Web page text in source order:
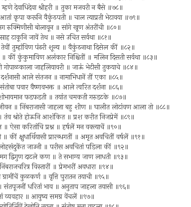
देवाधिदेवा श्रीहरी ॥ तुका मजवरी न बैसे ॥७८॥
आतां कृपा करूनि वैकुंठपती ॥ चाल त्याप्रती भेटावया ॥७९॥
रुक्मिणीसी बोलावून ॥ सांगे खूण अंतरींची ॥८०॥
टाकूनि जावें तेथ ॥ नसे उचित सर्वथा ॥८१॥
तुम्हांविण पंढरी शून्य ॥ वैकुंठनाथा दिसेल कीं ॥८२॥
॥ कीं कुंकुमाविण अलंकार निश्चितीं ॥ मलिन दिसती सर्वथा ॥८३॥
जाहलियावरी ॥ जाऊं भेटीसी तुकयाचे ॥८४॥
आले संतजन ॥ नामाभिधानें तीं एका ॥८५॥
पवार वैष्णवभक्त ॥ आले त्वरित दर्शना ॥८६॥
फडफडती ॥ तयांत चमकती गरुडटके ॥८७॥
॥ निंबराजासी जाहला बहु शीण ॥ घालीत लोटांवण आला तो ॥८८॥
॥ तंव श्रोते होऊनि आशंकित ॥ प्रश करीत निजप्रेमें ॥८९॥
करितांचि प्रश्न ॥ हर्षलें मन वक्त्याचें ॥९०॥
कीं क्षुधार्थियासी प्रारब्धगतीं ॥ अमृत अवचितीं वर्षलें ॥९१॥
जाउनी ॥ परीस अवचितां पडिला कीं ॥९२॥
द्विगुण दाटले कण ॥ ते सभाग्य जाण लाधती ॥९३॥
विस्तारीं ॥ प्रेमभरीं अवधारा ॥९४॥
कुळकर्ण ॥ वृत्ति पुरातन तयाची ॥९५॥
धरितां भाव ॥ अनुताप जाहला तयासी ॥९६॥
व्यवहार ॥ आयुष्य समग्र वेंचलें ॥९७॥